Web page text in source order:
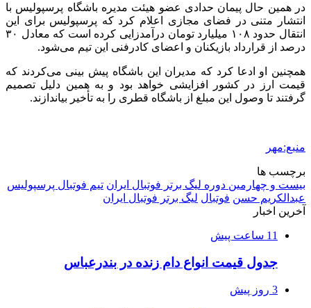
در همین حال پیمان حدادی عضو هیئت مدیره باشگاه پرسپولیس با
انتشار متنی در فضای مجازی اعلام کرد که پرسپولیس برای این
انتقال حدود ۱۰۸ میلیارد تومان درآمدزایی کرده است که معادل ۳۰
درصد از قرارداد بازیکنان و اعضای کادرفنی این تیم می‌شود.
همچنین او ادعا کرد که مدیران این باشگاه پیش بینی می‌کردند که
قیمت ارز در کشور افزایشی خواهد بود و به همین دلیل تصمیم
گرفتند تا وصول این مبلغ از باشگاه قطری را به تأخیر بیاندازند.
منبع:مهر
برچسب ها
بیست و چهارمین دوره لیگ برتر فوتبال ایران تیم فوتبال پرسپولیس
عبدالکریم حسن فوتبال لیگ برتر فوتبال ایران
آخرین اخبار
11 ساعت پیش
جدول قیمت انواع دام زنده در بندرعباس
3 روز پیش